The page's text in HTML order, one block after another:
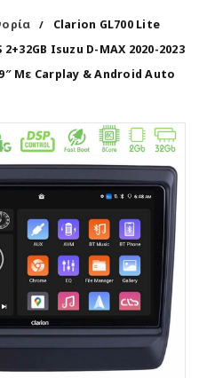
/
Clarion GL700 Lite
Isuzu D-MAX 2020-2023
Με Carplay & Android Auto